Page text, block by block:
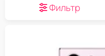
Фильтр